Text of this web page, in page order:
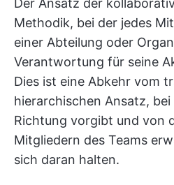
Der Ansatz der
Methodik, bei der jedes
einer Abteilung oder
Verantwortung für seine
Dies ist eine Abkehr vom
hierarchischen Ansatz,
Richtung vorgibt und von
Mitgliedern des Teams
sich daran halten.